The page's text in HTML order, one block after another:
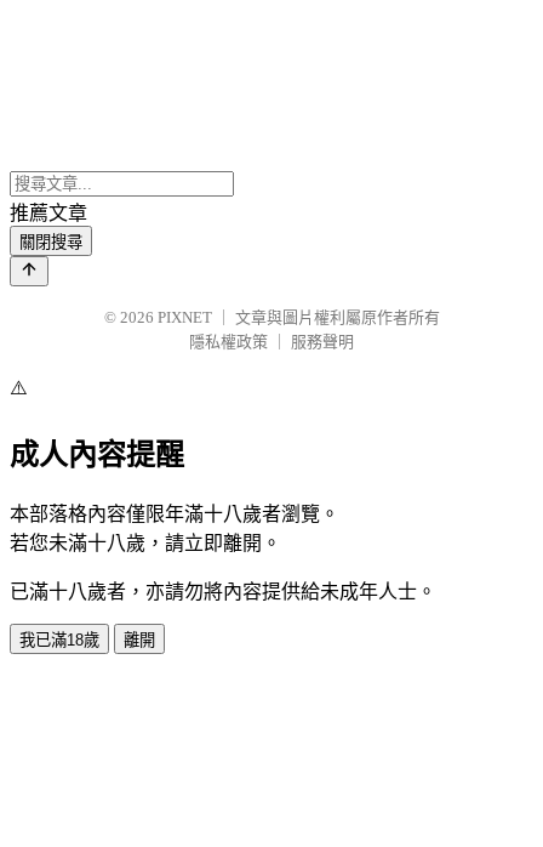
推薦文章
關閉搜尋
© 2026 PIXNET
文章與圖片權利屬原作者所有
隱私權政策
服務聲明
⚠️
成人內容提醒
本部落格內容僅限年滿十八歲者瀏覽。
若您未滿十八歲，請立即離開。
已滿十八歲者，亦請勿將內容提供給未成年人士。
我已滿18歲 離開